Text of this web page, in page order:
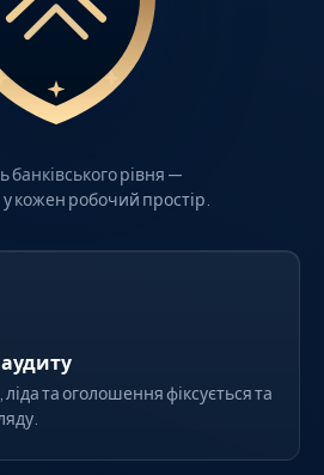
банківського рівня —
кожен робочий простір.
та оголошення фіксується та